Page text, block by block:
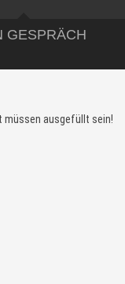
GESPRÄCH
müssen ausgefüllt sein!